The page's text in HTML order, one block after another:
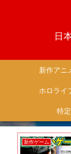
日
新作アニ
ホロライ
新作ゲーム